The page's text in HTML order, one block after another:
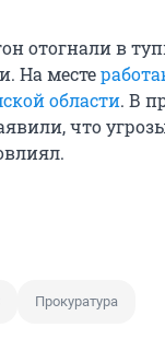
отогнали в
На месте
области. В
что
Прокуратура